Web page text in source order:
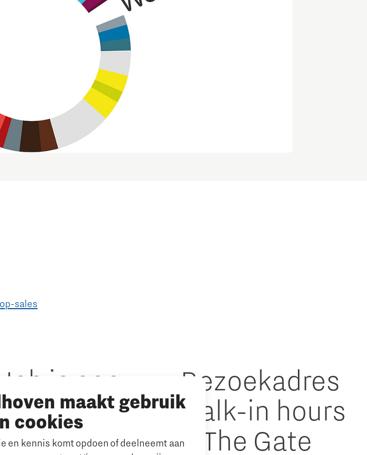
maakt gebruik
cookies
en kennis komt opdoen of deelneemt aan
sales
je een
mailadres:info@thegate.tech
Bezoekadres
walk-in hours
& The Gate